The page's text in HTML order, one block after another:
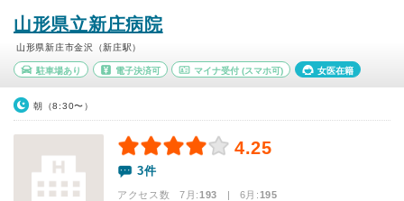
山形県立新庄病院
山形県新庄市金沢（新庄駅）
駐車場あり 電子決済可 マイナ受付 (スマホ可) 女医在籍
朝（8:30〜）
4.25
3件
アクセス数 7月:193 | 6月:195